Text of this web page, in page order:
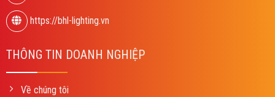
https://bhl-lighting.vn
THÔNG TIN DOANH NGHIỆP
Về chúng tôi